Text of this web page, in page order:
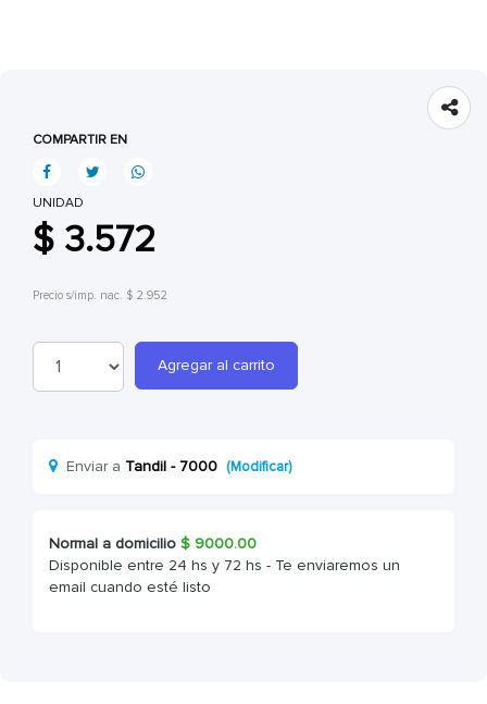
COMPARTIR EN
UNIDAD
$ 3.572
Precio s/imp. nac. $ 2.952
Agregar al carrito
Enviar a Tandil - 7000 (Modificar)
Normal a domicilio $ 9000.00
Disponible entre 24 hs y 72 hs - Te enviaremos un
email cuando esté listo